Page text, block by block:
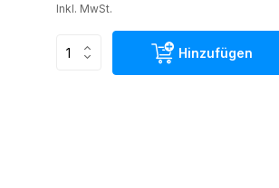
Inkl. MwSt.
Hinzufügen